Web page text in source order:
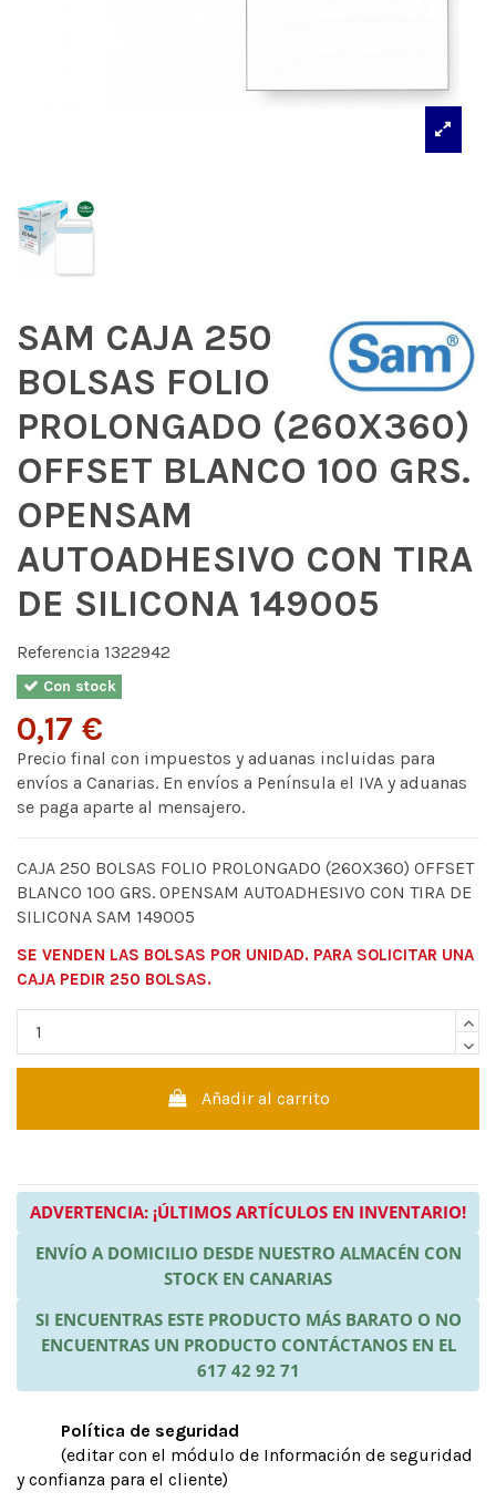
SAM CAJA 250
BOLSAS FOLIO
PROLONGADO (260X360)
OFFSET BLANCO 100 GRS.
OPENSAM
AUTOADHESIVO CON TIRA
DE SILICONA 149005
Referencia 1322942
Con stock
0,17 €
Precio final con impuestos y aduanas incluidas para
envíos a Canarias. En envíos a Península el IVA y aduanas
se paga aparte al mensajero.
CAJA 250 BOLSAS FOLIO PROLONGADO (260X360) OFFSET
BLANCO 100 GRS. OPENSAM AUTOADHESIVO CON TIRA DE
SILICONA SAM 149005
SE VENDEN LAS BOLSAS POR UNIDAD. PARA SOLICITAR UNA
CAJA PEDIR 250 BOLSAS.
Añadir al carrito
ADVERTENCIA: ¡ÚLTIMOS ARTÍCULOS EN INVENTARIO!
ENVÍO A DOMICILIO DESDE NUESTRO ALMACÉN CON
STOCK EN CANARIAS
SI ENCUENTRAS ESTE PRODUCTO MÁS BARATO O NO
ENCUENTRAS UN PRODUCTO CONTÁCTANOS EN EL
617 42 92 71
Política de seguridad
(editar con el módulo de Información de seguridad
y confianza para el cliente)